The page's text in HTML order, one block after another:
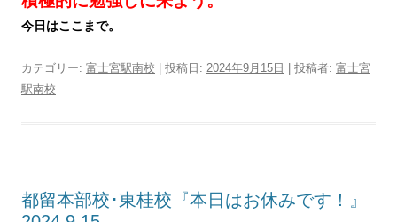
今日はここまで。
カテゴリー: 富士宮駅南校 | 投稿日: 2024年9月15日 投稿者: 富士宮
駅南校
都留本部校･東桂校『本日はお休みです！』